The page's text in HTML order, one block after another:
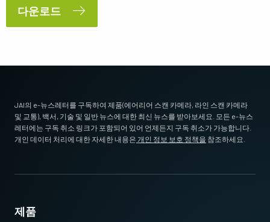
다운로드
JAI의 e-뉴스레터를 구독하여 제품(에어리어 스캔 카메라, 라인 스캔 카메라
및 교통), 백서, 기술 및 일반 뉴스에 대한 최신 뉴스를 받아보세요. 모든 e-뉴스
레터에는 구독 취소 링크가 포함되어 있어 언제든지 구독 취소가 가능합니다.
개인 데이터 처리에 대한 자세한 내용은 개인 정보 보호 정책을 참조하세요.
제품